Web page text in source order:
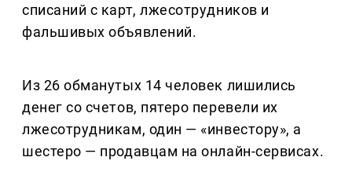
списаний с карт, лжесотрудников и
фальшивых объявлений.
Из 26 обманутых 14 человек лишились
денег со счетов, пятеро перевели их
лжесотрудникам, один — «инвестору», а
шестеро — продавцам на онлайн-сервисах.